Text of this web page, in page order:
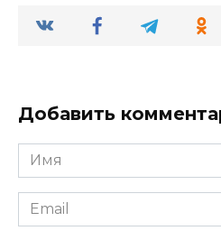
Добавить
Имя
Email